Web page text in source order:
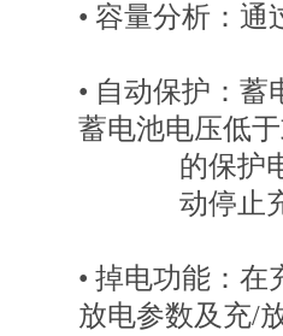
• 容量分析：
• 自动保护： 蓄
蓄电池电压低
的保护
动停止
• 掉电功能： 在
放电参数及充/